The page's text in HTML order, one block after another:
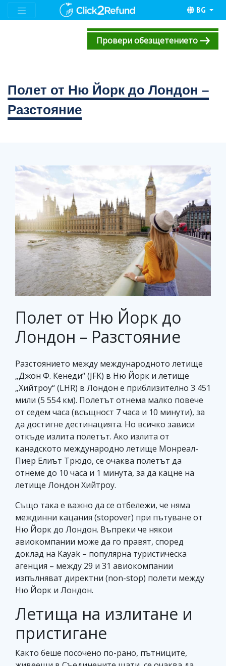
BG
Провери обезщетението
Полет от Ню Йорк до Лондон –
Разстояние
Полет от Ню Йорк до
Лондон – Разстояние
Разстоянието между международното летище
„Джон Ф. Кенеди“ (JFK) в Ню Йорк и летище
„Хийтроу“ (LHR) в Лондон е приблизително 3 451
мили (5 554 км). Полетът отнема малко повече
от седем часа (всъщност 7 часа и 10 минути), за
да достигне дестинацията. Но всичко зависи
откъде излита полетът. Ако излита от
канадското международно летище Монреал-
Пиер Елиът Трюдо, се очаква полетът да
отнеме до 10 часа и 1 минута, за да кацне на
летище Лондон Хийтроу.
Също така е важно да се отбележи, че няма
междинни кацания (stopover) при пътуване от
Ню Йорк до Лондон. Въпреки че някои
авиокомпании може да го правят, според
доклад на Kayak – популярна туристическа
агенция – между 29 и 31 авиокомпании
изпълняват директни (non-stop) полети между
Ню Йорк и Лондон.
Летища на излитане и
пристигане
Както беше посочено по-рано, пътниците,